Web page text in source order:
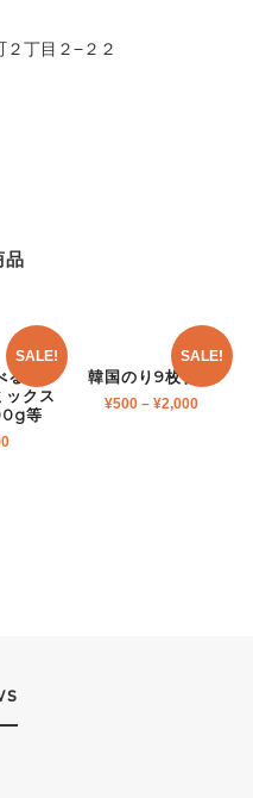
丁目２−２２
品
SALE!
るナッ
ックス
等
SALE!
韓国のり9枚切り
¥500 –¥2,000